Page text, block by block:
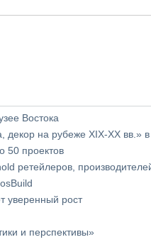
Востока
декор на рубеже XIX-XX вв.»
50 проектов
ретейлеров,
уверенный рост
и перспективы»